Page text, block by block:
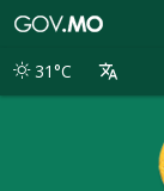
別
31°C